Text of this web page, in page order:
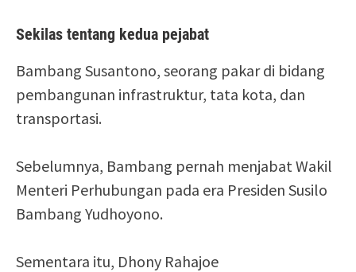
Sekilas tentang kedua pejabat
Bambang Susantono, seorang pakar di bidang
pembangunan infrastruktur, tata kota, dan
transportasi.
Sebelumnya, Bambang pernah menjabat Wakil
Menteri Perhubungan pada era Presiden Susilo
Bambang Yudhoyono.
Sementara itu, Dhony Rahajoe